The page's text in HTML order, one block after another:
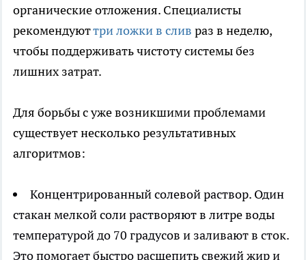
органические отложения. Специалисты
рекомендуюттри ложки в слив раз в неделю,
чтобы поддерживать чистоту системы без
лишних затрат.
Для борьбы с уже возникшими проблемами
существует несколько результативных
алгоритмов:
Концентрированный солевой раствор. Один
стакан мелкой соли растворяют в литре воды
температурой до 70 градусов и заливают в сток.
Это помогает быстро расщепить свежий жир и